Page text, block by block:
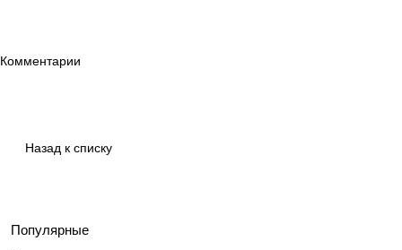
объемом от 6 до 270 литров. Особенности
1600 л/мин. Рабочее колесо и улита насоса
Комментарии
Назад к списку
Популярные